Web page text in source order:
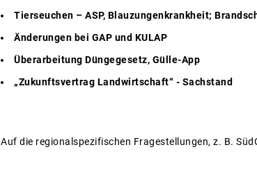
Tierseuchen – ASP, Blauzungenkrankheit;
Änderungen bei GAP und KULAP
Überarbeitung Düngegesetz, Gülle-App
„Zukunftsvertrag Landwirtschaft“ - Sachstand
Auf die regionalspezifischen Fragestellungen, z. B.